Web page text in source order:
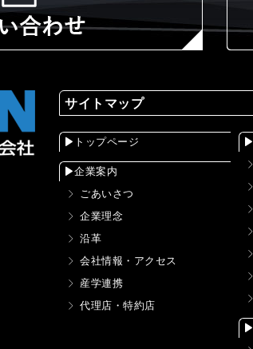
サイトマップ
トップページ
企業案内
ごあいさつ
企業理念
沿革
会社情報・アクセス
産学連携
代理店・特約店